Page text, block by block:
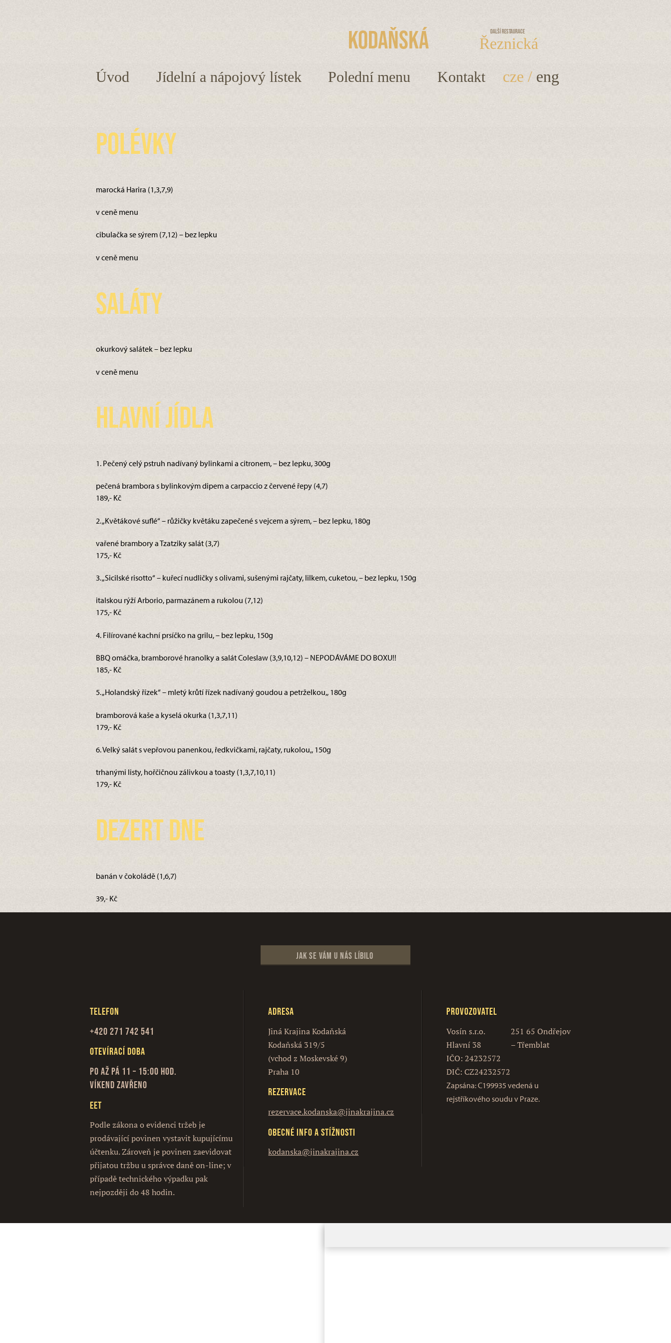
Kodaňská Další restaurace
Řeznická
Úvod Jídelní a nápojový lístek Polední menu Kontakt cze / eng
Polévky
marocká Harira (1,3,7,9)
v ceně menu
cibulačka se sýrem (7,12) – bez lepku
v ceně menu
Saláty
okurkový salátek – bez lepku
v ceně menu
Hlavní jídla
1. Pečený celý pstruh nadívaný bylinkami a citronem, – bez lepku, 300g
pečená brambora s bylinkovým dipem a carpaccio z červené řepy (4,7)
189,- Kč
2. „Květákové suflé“ – růžičky květáku zapečené s vejcem a sýrem, – bez lepku, 180g
vařené brambory a Tzatziky salát (3,7)
175,- Kč
3. „Sicilské risotto“ – kuřecí nudličky s olivami, sušenými rajčaty, lilkem, cuketou, – bez lepku, 150g
italskou rýží Arborio, parmazánem a rukolou (7,12)
175,- Kč
4. Filírované kachní prsíčko na grilu, – bez lepku, 150g
BBQ omáčka, bramborové hranolky a salát Coleslaw (3,9,10,12) – NEPODÁVÁME DO BOXU!!
185,- Kč
5. „Holandský řízek“ – mletý krůtí řízek nadívaný goudou a petrželkou,, 180g
bramborová kaše a kyselá okurka (1,3,7,11)
179,- Kč
6. Velký salát s vepřovou panenkou, ředkvičkami, rajčaty, rukolou,, 150g
trhanými listy, hořčičnou zálivkou a toasty (1,3,7,10,11)
179,- Kč
Dezert dne
banán v čokoládě (1,6,7)
39,- Kč
Jak se vám u nás líbilo
Telefon
+420 271 742 541
Otevírací doba
Po až Pá 11 – 15:00 hod.
Víkend zavřeno
EET
Podle zákona o evidenci tržeb je
prodávající povinen vystavit kupujícímu
účtenku. Zároveň je povinen zaevidovat
přijatou tržbu u správce daně on-line; v
případě technického výpadku pak
nejpozději do 48 hodin.
Adresa
Jiná Krajina Kodaňská
Kodaňská 319/5
(vchod z Moskevské 9)
Praha 10
Rezervace
rezervace.kodanska@jinakrajina.cz
Obecné info a stížnosti
kodanska@jinakrajina.cz
Provozovatel
Vosín s.r.o.
Hlavní 38
251 65 Ondřejov
– Třemblat
IČO: 24232572
DIČ: CZ24232572
Zapsána: C199935 vedená u
rejstříkového soudu v Praze.